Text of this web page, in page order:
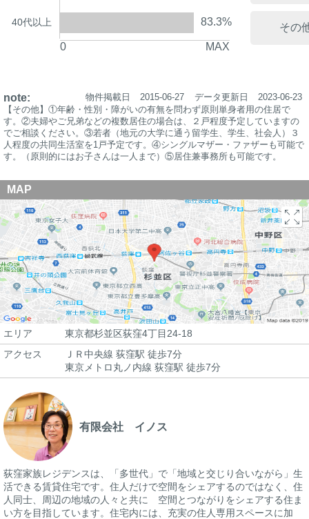
40代以上 83.3%
0 MAX
その
note: データ更新日 2023-06-23
物件掲載日
2015-06-27
【その他】①年齢・性別・障がいの有無を問わず原則単身者用の住居で
す。②夫婦やご兄弟などの複数居住の場合は、２戸程度予定していますの
でご相談ください。③若者（地元の大学に通う留学生、学生、社会人）３
人程度の共同生活室を1戸予定です。④シングルマザー・ファザーも可能で
す。（原則的にはお子さんは一人まで）⑤居住兼事務所も可能です。
MAP
エリア
東京都杉並区荻窪4丁目24-18
アクセス
ＪＲ中央線 荻窪駅 徒歩7分
東京メトロ丸ノ内線 荻窪駅 徒歩7分
有限会社 イノス
荻窪家族レジデンスは、「多世代」で「地域と交じり合いながら」生
活できる賃貸住宅です。住人だけで空間をシェアするのではなく、住
人同士、周辺の地域の人々と共に 空間とつながりをシェアする住ま
い方を目指しています。住宅内には、充実の住人専用スペースに加